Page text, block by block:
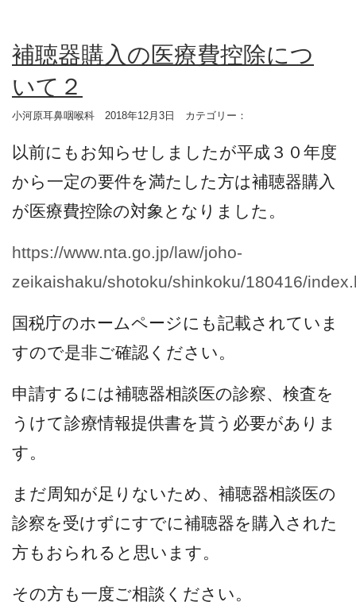
補聴器購入の医療費控除につ
いて２
小河原耳鼻咽喉科 2018年12月3日 カテゴリー：
以前にもお知らせしましたが平成３０年度
から一定の要件を満たした方は補聴器購入
が医療費控除の対象となりました。
https://www.nta.go.jp/law/joho-
zeikaishaku/shotoku/shinkoku/180416/
国税庁のホームページにも記載されていま
すので是非ご確認ください。
申請するには補聴器相談医の診察、検査を
うけて診療情報提供書を貰う必要がありま
す。
まだ周知が足りないため、補聴器相談医の
診察を受けずにすでに補聴器を購入された
方もおられると思います。
その方も一度ご相談ください。